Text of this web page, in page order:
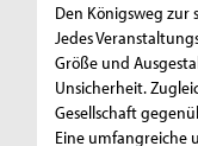
Den Königsweg zur
Jedes
Größe und
Unsicherheit.
Gesellschaft
Eine umfangreiche